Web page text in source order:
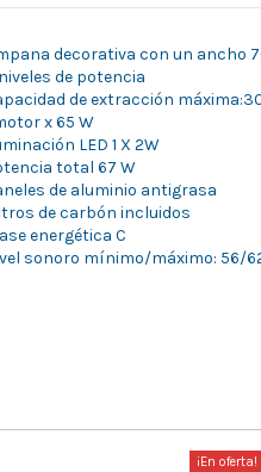
decorativa con un ancho
de potencia
de extracción
x 65 W
LED 1 X 2W
total 67 W
de aluminio antigrasa
de carbón incluidos
energética C
sonoro mínimo/máximo: 56/
¡En oferta!